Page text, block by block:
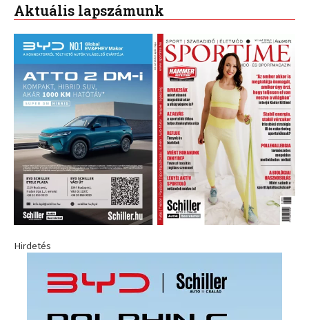
Aktuális lapszámunk
Hirdetés